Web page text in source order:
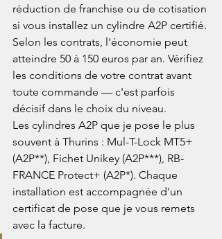
réduction de franchise ou de cotisation
si vous installez un cylindre A2P certifié.
Selon les contrats, l'économie peut
atteindre 50 à 150 euros par an. Vérifiez
les conditions de votre contrat avant
toute commande — c'est parfois
décisif dans le choix du niveau.
Les cylindres A2P que je pose le plus
souvent à Thurins : Mul-T-Lock MT5+
(A2P**), Fichet Unikey (A2P***), RB-
FRANCE Protect+ (A2P*). Chaque
installation est accompagnée d'un
certificat de pose que je vous remets
avec la facture.